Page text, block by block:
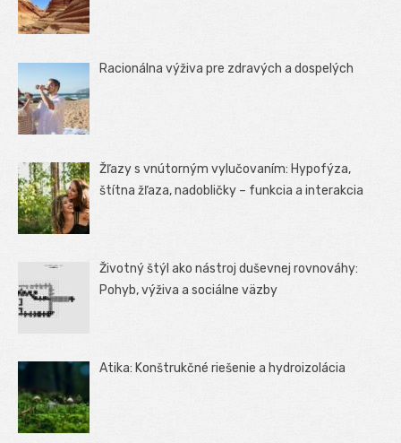
Racionálna výživa pre zdravých a dospelých
Žľazy s vnútorným vylučovaním: Hypofýza,
štítna žľaza, nadobličky – funkcia a interakcia
Životný štýl ako nástroj duševnej rovnováhy:
Pohyb, výživa a sociálne väzby
Atika: Konštrukčné riešenie a hydroizolácia